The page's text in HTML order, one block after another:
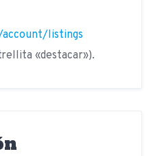
account/listings
«destacar»).